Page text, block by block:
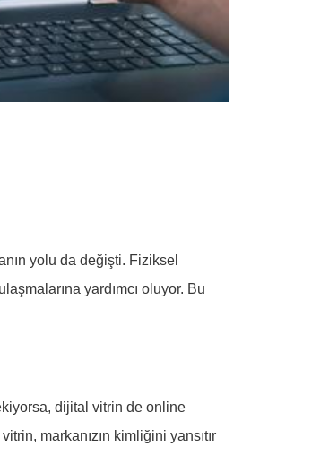
yolu da değişti. Fiziksel
yardımcı oluyor. Bu
dijital vitrin de online
markanızın kimliğini yansıtır